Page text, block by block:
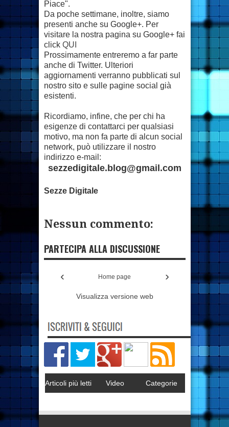
Piace".
Da poche settimane, inoltre, siamo
presenti anche su Google+. Per
visitare la nostra pagina su Google+ fai
click QUI
Prossimamente entreremo a far parte
anche di Twitter. Ulteriori
aggiornamenti verranno pubblicati sul
nostro sito e sulle pagine social già
esistenti.
Ricordiamo, infine, che per chi ha
esigenze di contattarci per qualsiasi
motivo, ma non fa parte di alcun social
network, può utilizzare il nostro
indirizzo e-mail:
sezzedigitale.blog@gmail.com
Sezze Digitale
Nessun commento:
PARTECIPA ALLA DISCUSSIONE
‹ ›
Home page
Visualizza versione web
Articoli più letti Video Categorie